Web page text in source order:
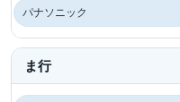
パナソニック
ま行